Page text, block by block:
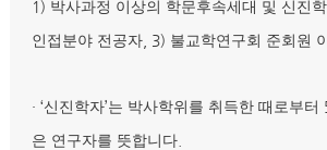
1) 박사과정 이상의 학문후속세대 및 신진
인접분야 전공자 , 3) 불교학연구회 준회원
· ‘신진학자’는 박사학위를 취득한 때로부터
은 연구자를 뜻합니다